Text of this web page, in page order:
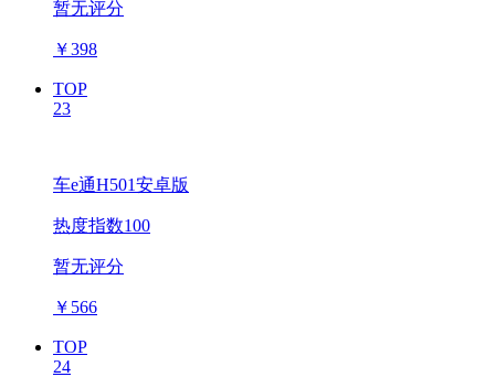
暂无评分
￥398
TOP
23
车e通H501安卓版
热度指数100
暂无评分
￥ 566
TOP
24